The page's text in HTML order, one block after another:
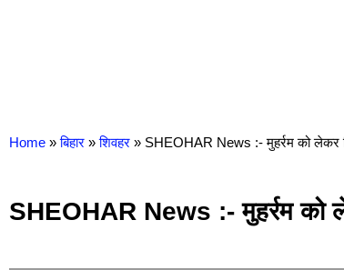
Home » बिहार » शिवहर » SHEOHAR News :- मुहर्रम को लेकर
SHEOHAR News :- मुहर्रम को